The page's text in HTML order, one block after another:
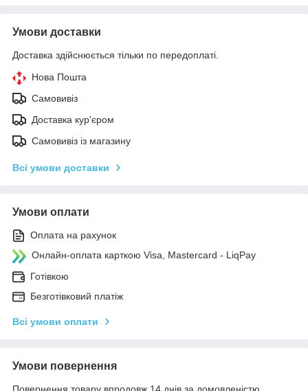
Умови доставки
Доставка здійснюється тільки по передоплаті.
Нова Пошта
Самовивіз
Доставка кур'єром
Самовивіз із магазину
Всі умови доставки
Умови оплати
Оплата на рахунок
Онлайн-оплата карткою Visa, Mastercard - LiqPay
Готівкою
Безготівковий платіж
Всі умови оплати
Умови повернення